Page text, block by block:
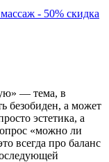
- 50% скидка
— тема, в
безобиден, а может
эстетика, а
«можно ли
всегда про баланс